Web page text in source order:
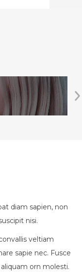
diam sapien, non
nisi.
veltiam
sapie nec. Fusce
orn molesti.